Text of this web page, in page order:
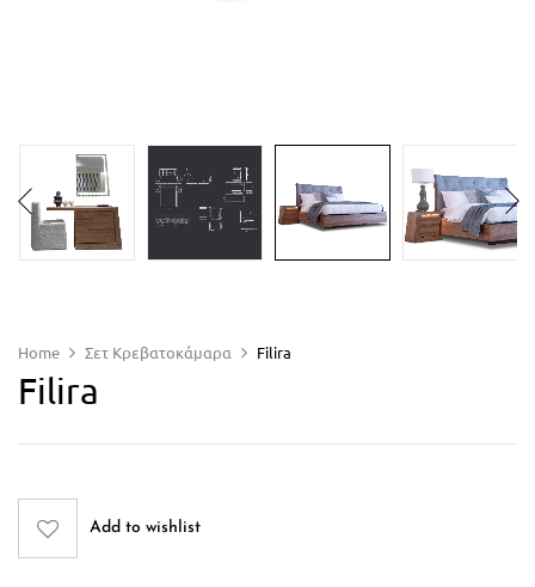
Home Σετ Κρεβατοκάμαρα Filira
Filira
Add to wishlist